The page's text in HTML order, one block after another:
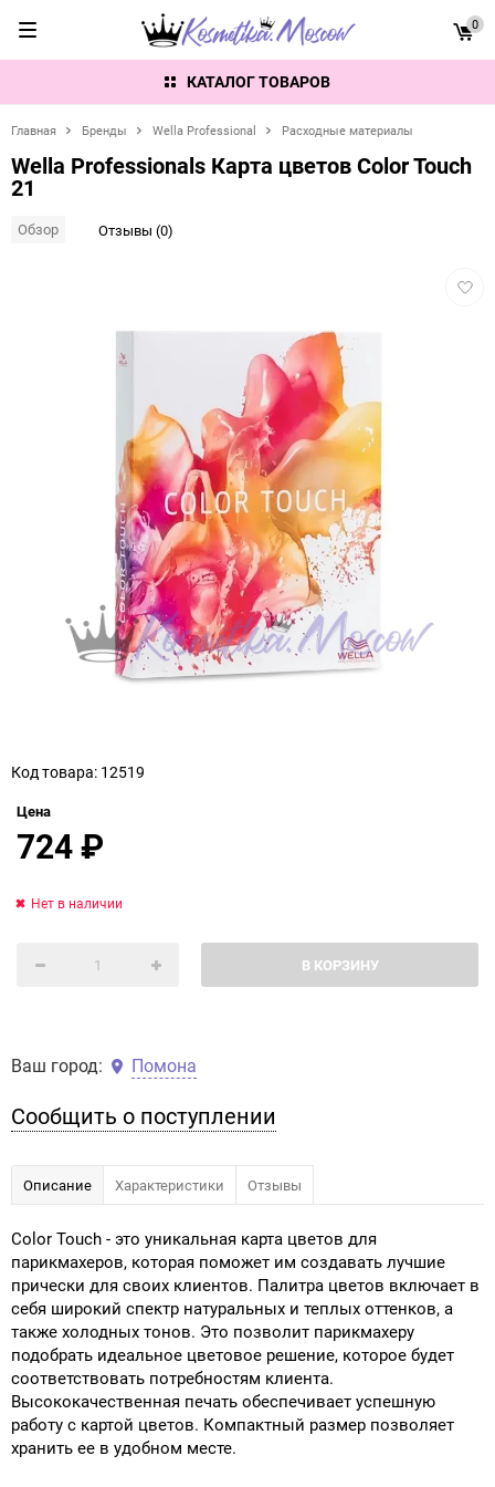
КАТАЛОГ ТОВАРОВ
0
Главная Бренды Wella Professional Расходные материалы
Wella Professionals Карта цветов Color Touch
21
Обзор Отзывы (0)
Код товара: 12519
Цена
724₽
В КОРЗИНУ
Нет в наличии
Ваш город: Помона
Сообщить о поступлении
Описание Характеристики Отзывы
Color Touch - это уникальная карта цветов для
парикмахеров, которая поможет им создавать лучшие
прически для своих клиентов. Палитра цветов включает в
себя широкий спектр натуральных и теплых оттенков, а
также холодных тонов. Это позволит парикмахеру
подобрать идеальное цветовое решение, которое будет
соответствовать потребностям клиента.
Высококачественная печать обеспечивает успешную
работу с картой цветов. Компактный размер позволяет
хранить ее в удобном месте.